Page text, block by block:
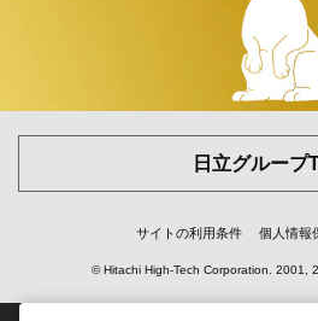
日立グループ
サイトの利用条件 個人情報
© Hitachi High-Tech Corporation. 2001,